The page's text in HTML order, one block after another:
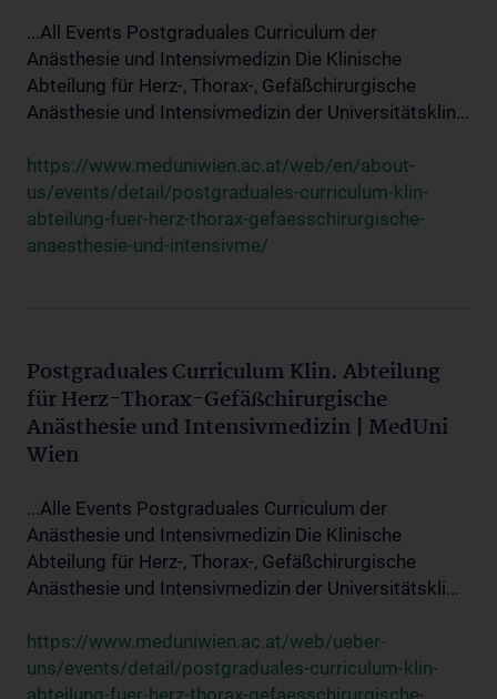
...All Events Postgraduales Curriculum der
Anästhesie und Intensivmedizin Die Klinische
Abteilung für Herz-, Thorax-, Gefäßchirurgische
Anästhesie und Intensivmedizin der Universitätsklin...
https://www.meduniwien.ac.at/web/en/about-
us/events/detail/postgraduales-curriculum-klin-
abteilung-fuer-herz-thorax-gefaesschirurgische-
anaesthesie-und-intensivme/
Postgraduales Curriculum Klin. Abteilung
für Herz-Thorax-Gefäßchirurgische
Anästhesie und Intensivmedizin | MedUni
Wien
...Alle Events Postgraduales Curriculum der
Anästhesie und Intensivmedizin Die Klinische
Abteilung für Herz-, Thorax-, Gefäßchirurgische
Anästhesie und Intensivmedizin der Universitätskli...
https://www.meduniwien.ac.at/web/ueber-
uns/events/detail/postgraduales-curriculum-klin-
abteilung-fuer-herz-thorax-gefaesschirurgische-